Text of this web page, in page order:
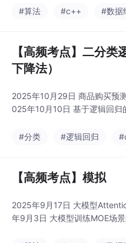
#算法 #c++ #数据
【高频考点】二分
下降法）
2025年10月29日 商品购买预
025年10月10日 基于逻辑回归
#分类 #逻辑回归
【高频考点】模拟
2025年9月17日 大模型
年9月3日 大模型训练MOE场